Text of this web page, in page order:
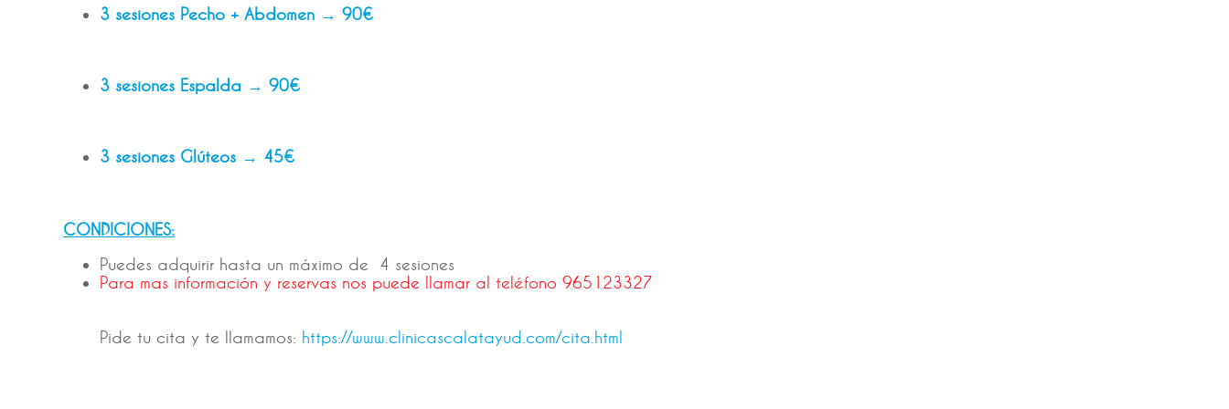
3 sesiones Pecho + Abdomen → 90€
3 sesiones Espalda → 90€
3 sesiones Glúteos → 45€
CONDICIONES:
Puedes adquirir hasta un máximo de 4 sesiones
Para mas información y reservas nos puede llamar al teléfono 965123327
Pide tu cita y te llamamos: https://www.clinicascalatayud.com/cita.html